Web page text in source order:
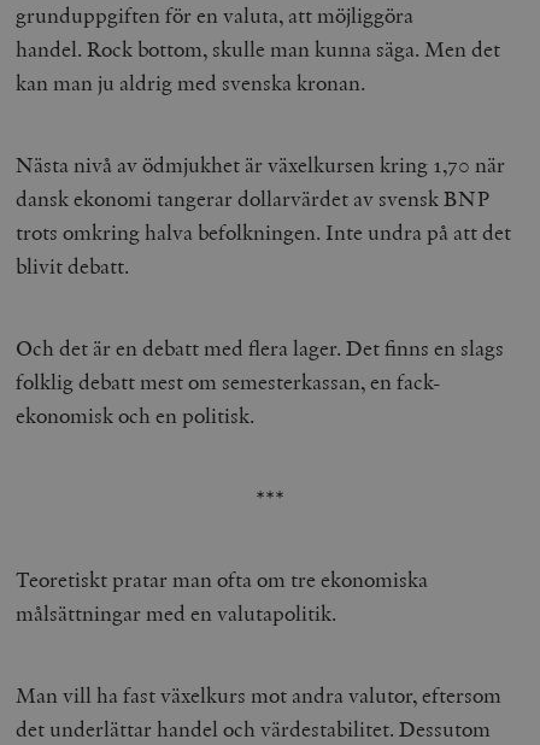
grunduppgiften för en valuta, att möjliggöra
handel. Rock bottom, skulle man kunna säga. Men det
kan man ju aldrig med svenska kronan.
Nästa nivå av ödmjukhet är växelkursen kring 1,70 när
dansk ekonomi tangerar dollarvärdet av svensk BNP
trots omkring halva befolkningen. Inte undra på att det
blivit debatt.
Och det är en debatt med flera lager. Det finns en slags
folklig debatt mest om semesterkassan, en fack-
ekonomisk och en politisk.
***
Teoretiskt pratar man ofta om tre ekonomiska
målsättningar med en valutapolitik.
Man vill ha fast växelkurs mot andra valutor, eftersom
det underlättar handel och värdestabilitet. Dessutom